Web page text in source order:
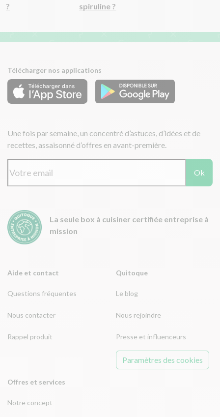
?
spiruline ?
Aide et contact
Questions fréquentes
Nous contacter
Rappel produit
Offres et services
Notre concept
Quitoque
Le blog
Nous rejoindre
Presse et influenceurs
Paramètres des cookies
Télécharger nos applications
Une fois par semaine, un concentré d’astuces, d’idées et de
recettes, assaisonné d’offres en avant-première.
Ok
La seule box à cuisiner certifiée entreprise à
mission